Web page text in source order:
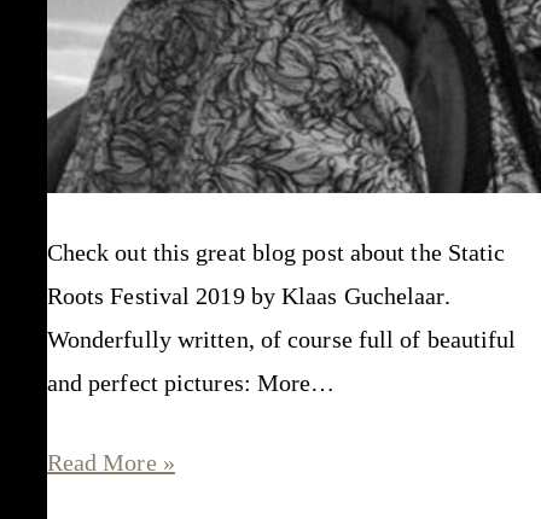
Check out this great blog post about the Static
Roots Festival 2019 by Klaas Guchelaar.
Wonderfully written, of course full of beautiful
and perfect pictures: More…
“this
Read More »